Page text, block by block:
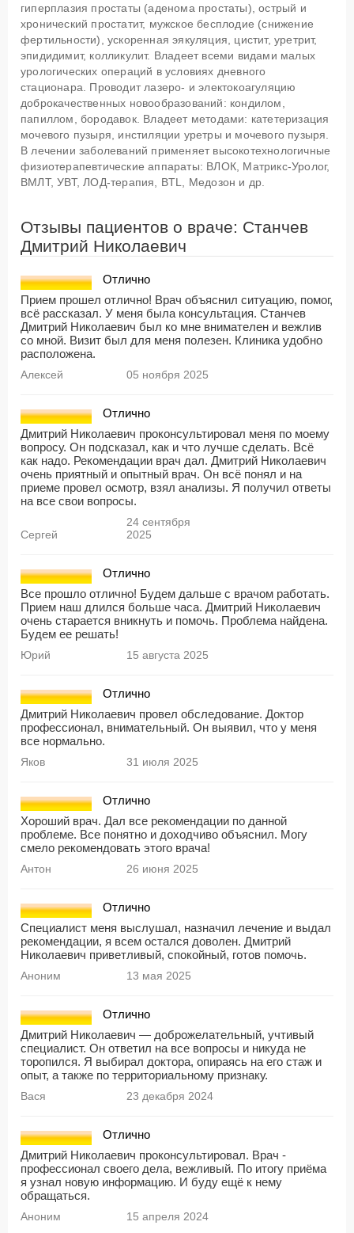
гиперплазия простаты (аденома простаты), острый и
хронический простатит, мужское бесплодие (снижение
фертильности), ускоренная эякуляция, цистит, уретрит,
эпидидимит, колликулит. Владеет всеми видами малых
урологических операций в условиях дневного
стационара. Проводит лазеро- и электокоагуляцию
доброкачественных новообразований: кондилом,
папиллом, бородавок. Владеет методами: катетеризация
мочевого пузыря, инстиляции уретры и мочевого пузыря.
В лечении заболеваний применяет высокотехнологичные
физиотерапевтические аппараты: ВЛОК, Матрикс-Уролог,
ВМЛТ, УВТ, ЛОД-терапия, BTL, Медозон и др.
Отзывы пациентов о враче: Станчев
Дмитрий Николаевич
Отлично
Прием прошел отлично! Врач объяснил ситуацию, помог,
всё рассказал. У меня была консультация. Станчев
Дмитрий Николаевич был ко мне внимателен и вежлив
со мной. Визит был для меня полезен. Клиника удобно
расположена.
Алексей 05 ноября 2025
Отлично
Дмитрий Николаевич проконсультировал меня по моему
вопросу. Он подсказал, как и что лучше сделать. Всё
как надо. Рекомендации врач дал. Дмитрий Николаевич
очень приятный и опытный врач. Он всё понял и на
приеме провел осмотр, взял анализы. Я получил ответы
на все свои вопросы.
Сергей
24 сентября
2025
Отлично
Все прошло отлично! Будем дальше с врачом работать.
Прием наш длился больше часа. Дмитрий Николаевич
очень старается вникнуть и помочь. Проблема найдена.
Будем ее решать!
Юрий 15 августа 2025
Отлично
Дмитрий Николаевич провел обследование. Доктор
профессионал, внимательный. Он выявил, что у меня
все нормально.
Яков 31 июля 2025
Отлично
Хороший врач. Дал все рекомендации по данной
проблеме. Все понятно и доходчиво объяснил. Могу
смело рекомендовать этого врача!
Антон 26 июня 2025
Отлично
Специалист меня выслушал, назначил лечение и выдал
рекомендации, я всем остался доволен. Дмитрий
Николаевич приветливый, спокойный, готов помочь.
Аноним 13 мая 2025
Отлично
Дмитрий Николаевич — доброжелательный, учтивый
специалист. Он ответил на все вопросы и никуда не
торопился. Я выбирал доктора, опираясь на его стаж и
опыт, а также по территориальному признаку.
Вася 23 декабря 2024
Отлично
Дмитрий Николаевич проконсультировал. Врач -
профессионал своего дела, вежливый. По итогу приёма
я узнал новую информацию. И буду ещё к нему
обращаться.
Аноним 15 апреля 2024